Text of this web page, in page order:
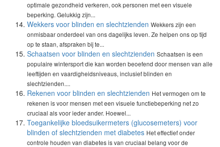
optimale gezondheid verkeren, ook personen met een visuele
beperking. Gelukkig zijn...
Wekkers voor blinden en slechtzienden Wekkers zijn een
onmisbaar onderdeel van ons dagelijks leven. Ze helpen ons op tijd
op te staan, afspraken bij te...
Schaatsen voor blinden en slechtzienden Schaatsen is een
populaire wintersport die kan worden beoefend door mensen van alle
leeftijden en vaardigheidsniveaus, inclusief blinden en
slechtzienden....
Rekenen voor blinden en slechtzienden Het vermogen om te
rekenen is voor mensen met een visuele functiebeperking net zo
cruciaal als voor ieder ander. Hoewel...
Toegankelijke bloedsuikermeters (glucosemeters) voor
blinden of slechtzienden met diabetes Het effectief onder
controle houden van diabetes is van cruciaal belang voor de